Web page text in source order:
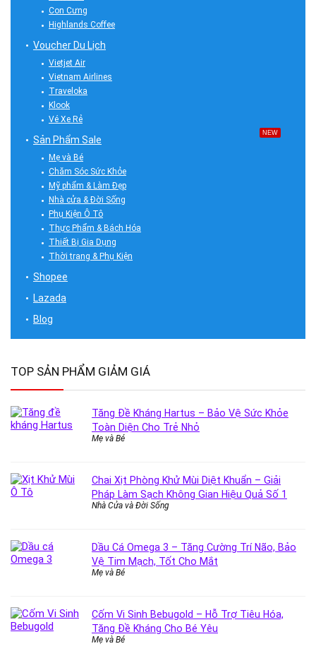
Con Cưng
Highlands Coffee
Voucher Du Lịch
Vietjet Air
Vietnam Airlines
Traveloka
Klook
Vé Xe Rẻ
Sản Phẩm Sale
NEW
Mẹ và Bé
Chăm Sóc Sức Khỏe
Mỹ phẩm & Làm Đẹp
Nhà cửa & Đời Sống
Phụ Kiện Ô Tô
Thực Phẩm & Bách Hóa
Thiết Bị Gia Dụng
Thời trang & Phụ Kiện
Shopee
Lazada
Blog
TOP SẢN PHẨM GIẢM GIÁ
Tăng Đề Kháng Hartus – Bảo Vệ Sức Khỏe
Toàn Diện Cho Trẻ Nhỏ
Mẹ và Bé
Chai Xịt Phòng Khử Mùi Diệt Khuẩn – Giải
Pháp Làm Sạch Không Gian Hiệu Quả Số 1
Nhà Cửa và Đời Sống
Dầu Cá Omega 3 – Tăng Cường Trí Não, Bảo
Vệ Tim Mạch, Tốt Cho Mắt
Mẹ và Bé
Cốm Vi Sinh Bebugold – Hỗ Trợ Tiêu Hóa,
Tăng Đề Kháng Cho Bé Yêu
Mẹ và Bé